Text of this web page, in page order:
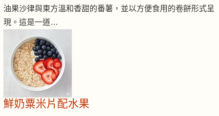
油果沙律與東方溫和香甜的番薯，並以方便食用的卷餅形式呈
現。這是一道…
鮮奶粟米片配水果